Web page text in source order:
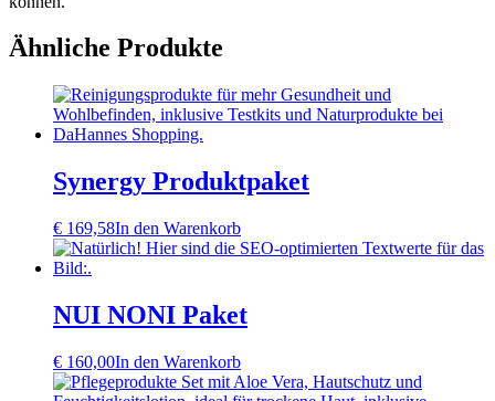
Ähnliche Produkte
Synergy Produktpaket
€ 169,58In den Warenkorb
NUI NONI Paket
€ 160,00In den Warenkorb